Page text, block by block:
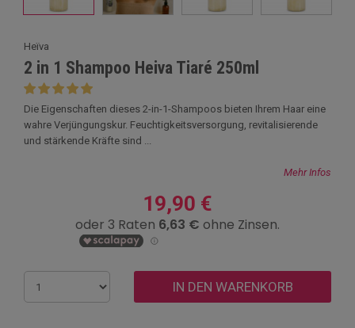
Heïva
2 in 1 Shampoo Heiva Tiaré 250ml
Die Eigenschaften dieses 2-in-1-Shampoos bieten Ihrem Haar eine
wahre Verjüngungskur. Feuchtigkeitsversorgung, revitalisierende
und stärkende Kräfte sind ...
Mehr Infos
19,90 €
IN DEN WARENKORB